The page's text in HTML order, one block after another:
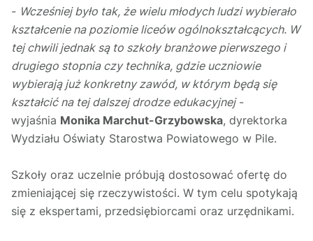
- Wcześniej było tak, że wielu młodych ludzi wybierało
kształcenie na poziomie liceów ogólnokształcących. W
tej chwili jednak są to szkoły branżowe pierwszego i
drugiego stopnia czy technika, gdzie uczniowie
wybierają już konkretny zawód, w którym będą się
kształcić na tej dalszej drodze edukacyjnej-
wyjaśnia Monika Marchut-Grzybowska, dyrektorka
Wydziału Oświaty Starostwa Powiatowego w Pile.
Szkoły oraz uczelnie próbują dostosować ofertę do
zmieniającej się rzeczywistości. W tym celu spotykają
się z ekspertami, przedsiębiorcami oraz urzędnikami.